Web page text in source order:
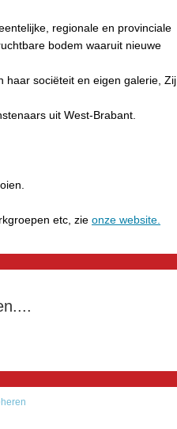
regionale en provinciale
bodem waaruit nieuwe
haar sociëteit en eigen galerie, Zij
uit West-Brabant.
etc, zie onze website.